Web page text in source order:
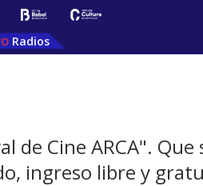
Radios
de Cine ARCA". Que
ingreso libre y